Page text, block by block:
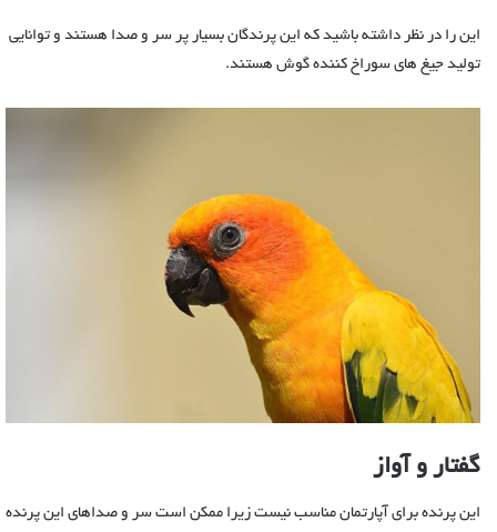
این را در نظر داشته باشید که این پرندگان بسیار پر سر و صدا هستند و توانایی
تولید جیغ های سوراخ کننده گوش هستند.
گفتار و آواز
این پرنده برای آپارتمان مناسب نیست زیرا ممکن است سر و صداهای این پرنده